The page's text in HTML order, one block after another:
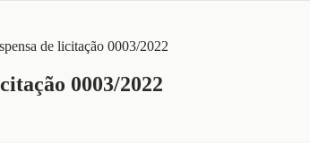
de licitação 0003/2022
0003/2022